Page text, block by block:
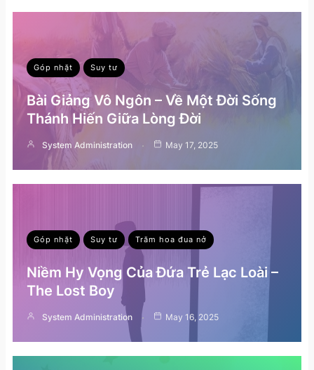
Góp nhặt Suy tư
Bài Giảng Vô Ngôn – Về Một Đời Sống
Thánh Hiến Giữa Lòng Đời
System Administration May 17, 2025
Góp nhặt Suy tư Trăm hoa đua nở
Niềm Hy Vọng Của Đứa Trẻ Lạc Loài –
The Lost Boy
System Administration May 16, 2025